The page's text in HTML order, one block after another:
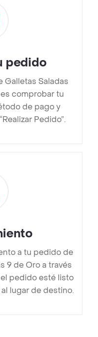
pedido
Galletas Saladas
comprobar tu
de pago y
Pedido”.
a tu pedido de
9 de Oro a través
pedido esté listo
lugar de destino.